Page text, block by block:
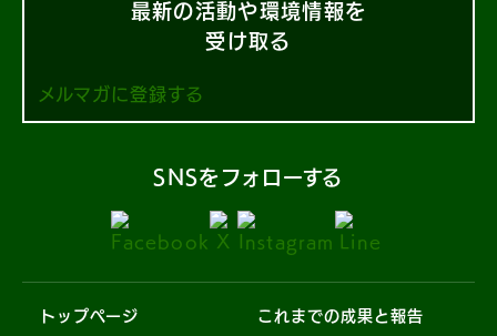
最新の活動や環境情報を
受け取る
メルマガに登録する
SNSをフォローする
トップページ これまでの成果と報告